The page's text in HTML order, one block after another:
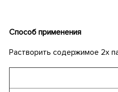
Способ применения
Растворить содержимое 2х